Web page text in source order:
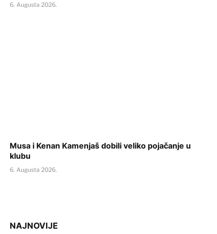
6. Augusta 2026.
Musa i Kenan Kamenjaš dobili veliko pojačanje u
klubu
6. Augusta 2026.
NAJNOVIJE